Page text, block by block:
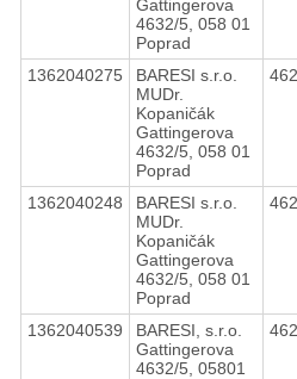
Gattingerova
4632/5, 058 01
Poprad
1362040275
BARESI s.r.o.
MUDr.
Kopaničák
Gattingerova
4632/5, 058 01
Poprad
1362040248
BARESI s.r.o.
MUDr.
Kopaničák
Gattingerova
4632/5, 058 01
Poprad
1362040539
BARESI, s.r.o.
Gattingerova
4632/5, 05801